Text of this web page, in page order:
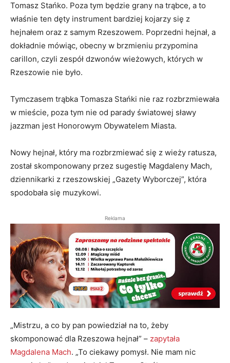
Tomasz Stańko. Poza tym będzie grany na trąbce, a to
właśnie ten dęty instrument bardziej kojarzy się z
hejnałem oraz z samym Rzeszowem. Poprzedni hejnał, a
dokładnie mówiąc, obecny w brzmieniu przypomina
carillon, czyli zespół dzwonów wieżowych, których w
Rzeszowie nie było.
Tymczasem trąbka Tomasza Stańki nie raz rozbrzmiewała
w mieście, poza tym nie od parady światowej sławy
jazzman jest Honorowym Obywatelem Miasta.
Nowy hejnał, który ma rozbrzmiewać się z wieży ratusza,
został skomponowany przez sugestię Magdaleny Mach,
dziennikarki z rzeszowskiej „Gazety Wyborczej”, która
spodobała się muzykowi.
Reklama
„Mistrzu, a co by pan powiedział na to, żeby
skomponować dla Rzeszowa hejnał” – zapytała
Magdalena Mach. „To ciekawy pomysł. Nie mam nic